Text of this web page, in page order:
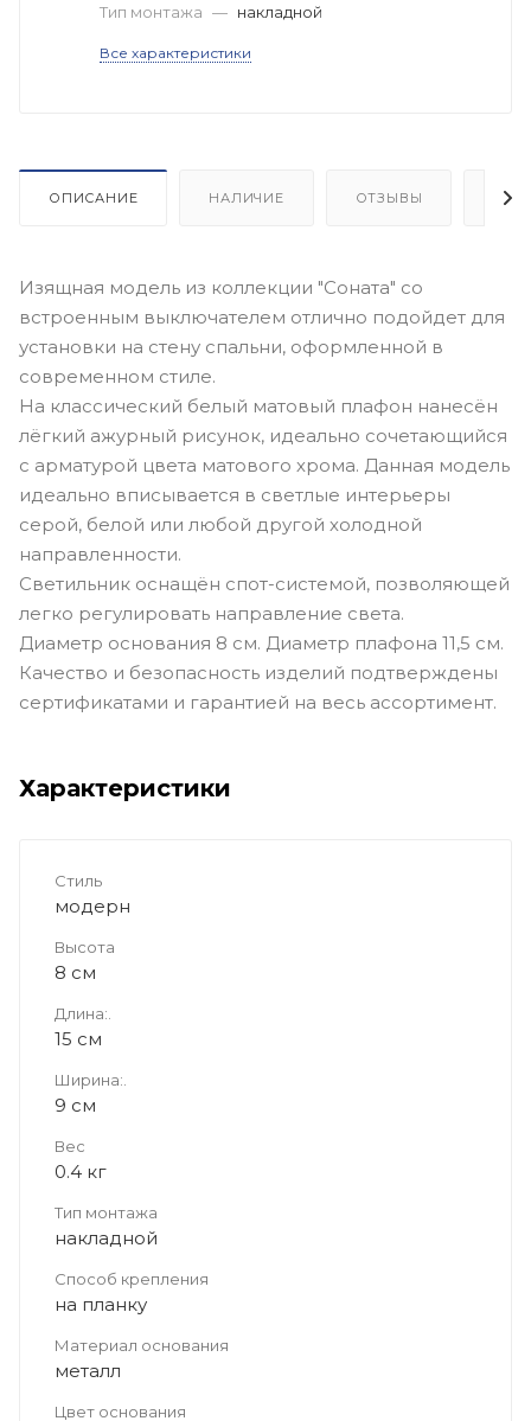
Тип монтажа — накладной
Все характеристики
ОПИСАНИЕ НАЛИЧИЕ ОТЗЫВЫ
Изящная модель из коллекции "Соната" со
встроенным выключателем отлично подойдет для
установки на стену спальни, оформленной в
современном стиле.
На классический белый матовый плафон нанесён
лёгкий ажурный рисунок, идеально сочетающийся
с арматурой цвета матового хрома. Данная модель
идеально вписывается в светлые интерьеры
серой, белой или любой другой холодной
направленности.
Светильник оснащён спот-системой, позволяющей
легко регулировать направление света.
Диаметр основания 8 см. Диаметр плафона 11,5 см.
Качество и безопасность изделий подтверждены
сертификатами и гарантией на весь ассортимент.
Характеристики
Стиль
модерн
Высота
8 см
Длина:.
15 см
Ширина:.
9 см
Вес
0.4 кг
Тип монтажа
накладной
Способ крепления
на планку
Материал основания
металл
Цвет основания